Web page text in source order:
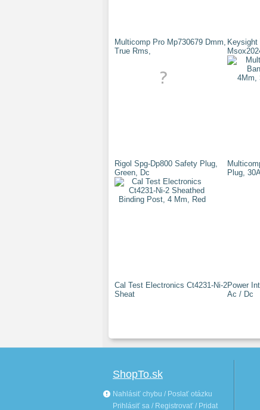
Multicomp Pro Mp730679 Dmm,
True Rms,
Keysight
Rigol Spg-Dp800 Safety Plug,
Green, Dc
Plug,
Cal Test Electronics Ct4231-Ni-2
Sheat
Power
Ac / Dc
ShopTo.sk
Nahlásiť chybu / Poslať otázku
Prihlásiť sa / Registrovať / Pridat